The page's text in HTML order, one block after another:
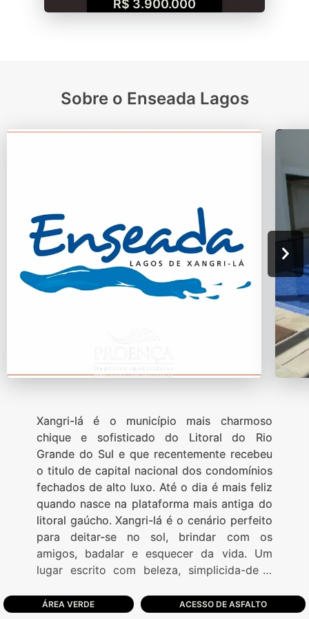
R$ 3.900.000
Sobre o Enseada Lagos
Xangri-lá é o município mais charmoso
chique e sofisticado do Litoral do Rio
Grande do Sul e que recentemente recebeu
o titulo de capital nacional dos condomínios
fechados de alto luxo. Até o dia é mais feliz
quando nasce na plataforma mais antiga do
litoral gaúcho. Xangri-lá é o cenário perfeito
para deitar-se no sol, brindar com os
amigos, badalar e esquecer da vida. Um
lugar escrito com beleza, simplicida-de e
realidade. É nesta área nobre do litoral norte
ÁREA VERDE ACESSO DE ASFALTO